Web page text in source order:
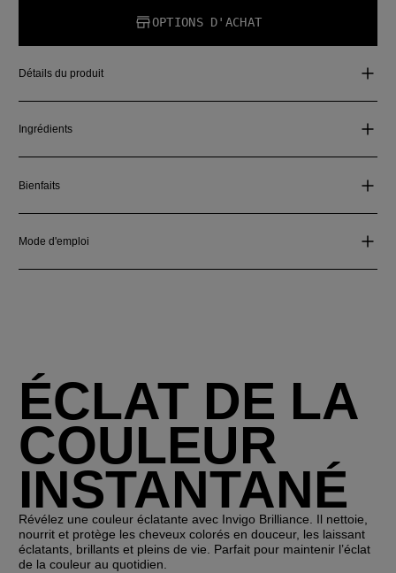
OPTIONS D'ACHAT
Détails du produit
Ingrédients
Bienfaits
Mode d'emploi
ÉCLAT DE LA
COULEUR
INSTANTANÉ
Révélez une couleur éclatante avec Invigo Brilliance. Il nettoie,
nourrit et protège les cheveux colorés en douceur, les laissant
éclatants, brillants et pleins de vie. Parfait pour maintenir l’éclat
de la couleur au quotidien.